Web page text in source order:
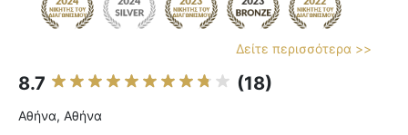
Δείτε περισσότερα >>
8.7 (18)
Αθήνα, Αθήνα